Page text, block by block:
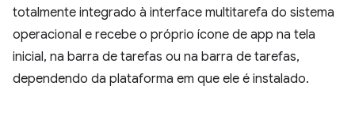
totalmente integrado à interface multitarefa do sistema
operacional e recebe o próprio ícone de app na tela
inicial, na barra de tarefas ou na barra de tarefas,
dependendo da plataforma em que ele é instalado.